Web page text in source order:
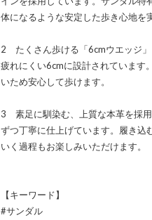
体になるような安定した歩き心地を
2 たくさん歩ける「6cmウエッジ
疲れにくい6cmに設計されています
いため安心して歩けます。
3 素足に馴染む、上質な本革を採
ずつ丁寧に仕上げています。履き込
いく過程もお楽しみいただけます。
【キーワード】
#サンダル